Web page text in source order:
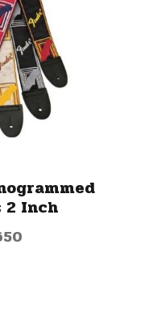
2 Inch